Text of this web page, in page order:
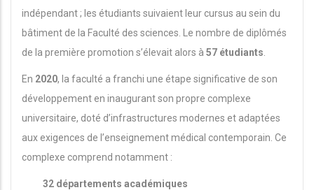
indépendant ; les étudiants suivaient leur cursus au sein du
bâtiment de la Faculté des sciences. Le nombre de diplômés
de la première promotion s’élevait alors à 57 étudiants
En 2020, la faculté a franchi une étape significative de son
développement en inaugurant son propre complexe
universitaire, doté d’infrastructures modernes et adaptées
aux exigences de l’enseignement médical contemporain. Ce
complexe comprend notamment :
32 départements académiques